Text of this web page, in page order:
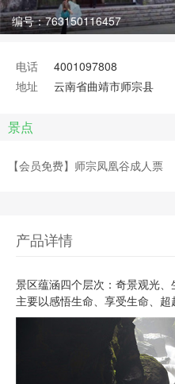
编号：763150116457
电话
4001097808
地址
云南省曲靖市师宗县
景点
【会员免费】师宗凤凰谷成人票
产品详情
景区蕴涵四个层次：奇景观光、
主要以感悟生命、享受生命、超